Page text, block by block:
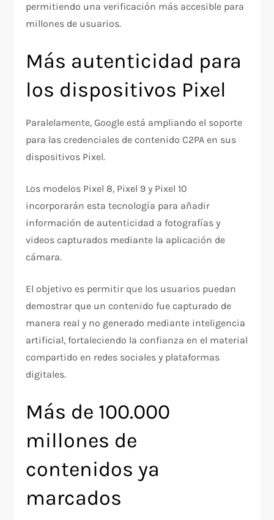
permitiendo una verificación más accesible para
millones de usuarios.
Más autenticidad para
los dispositivos Pixel
Paralelamente, Google está ampliando el soporte
para las credenciales de contenido C2PA en sus
dispositivos Pixel.
Los modelos Pixel 8, Pixel 9 y Pixel 10
incorporarán esta tecnología para añadir
información de autenticidad a fotografías y
videos capturados mediante la aplicación de
cámara.
El objetivo es permitir que los usuarios puedan
demostrar que un contenido fue capturado de
manera real y no generado mediante inteligencia
artificial, fortaleciendo la confianza en el material
compartido en redes sociales y plataformas
digitales.
Más de 100.000
millones de
contenidos ya
marcados